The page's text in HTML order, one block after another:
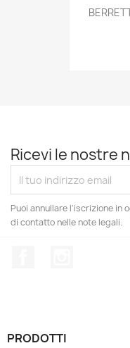
Ricevi le nostre
Puoi annullare l'iscrizione in
di contatto nelle note legali.
PRODOTTI